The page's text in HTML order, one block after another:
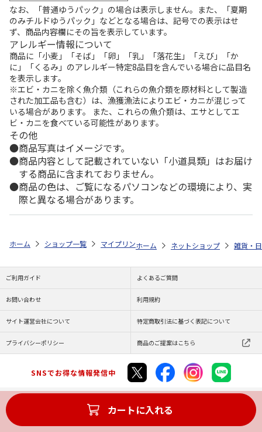
なお、「普通ゆうパック」の場合は表示しません。また、「夏期
のみチルドゆうパック」などとなる場合は、記号での表示はせ
ず、商品内容欄にその旨を表示しています。
アレルギー情報について
商品に「小麦」「そば」「卵」「乳」「落花生」「えび」「か
に」「くるみ」のアレルギー特定8品目を含んでいる場合に品目名
を表示します。
※エビ・カニを除く魚介類（これらの魚介類を原材料として製造
された加工品も含む）は、漁獲漁法によりエビ・カニが混じって
いる場合があります。 また、これらの魚介類は、エサとしてエ
ビ・カニを食べている可能性があります。
その他
商品写真はイメージです。
商品内容として記載されていない「小道具類」はお届け
する商品に含まれておりません。
商品の色は、ご覧になるパソコンなどの環境により、実
際と異なる場合があります。
カートに入れる
ホーム ショップ一覧 マイプリント シルエットプレート【じゃれ
ホーム ネットショップ 雑貨・
ご利用ガイド よくあるご質問
お問い合わせ 利用規約
サイト運営会社について 特定商取引法に基づく表記について
プライバシーポリシー 商品のご提案はこちら
SNSでお得な情報発信中